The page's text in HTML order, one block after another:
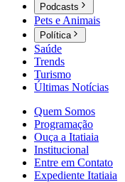
Podcasts
Pets e Animais
Política
Saúde
Trends
Turismo
Últimas Notícias
Quem Somos
Programação
Ouça a Itatiaia
Institucional
Entre em Contato
Expediente Itatiaia